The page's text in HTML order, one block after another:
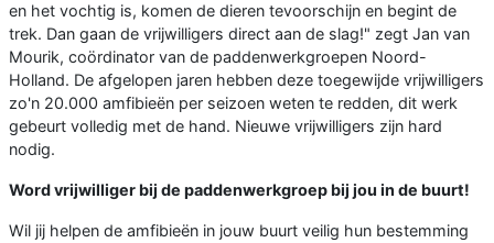
en het vochtig is, komen de dieren tevoorschijn en begint de
trek. Dan gaan de vrijwilligers direct aan de slag!" zegt Jan van
Mourik, coördinator van de paddenwerkgroepen Noord-
Holland. De afgelopen jaren hebben deze toegewijde vrijwilligers
zo'n 20.000 amfibieën per seizoen weten te redden, dit werk
gebeurt volledig met de hand. Nieuwe vrijwilligers zijn hard
nodig.
Word vrijwilliger bij de paddenwerkgroep bij jou in de buurt!
Wil jij helpen de amfibieën in jouw buurt veilig hun bestemming